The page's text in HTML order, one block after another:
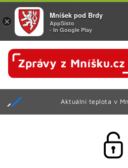
Aktuální teplota v
×
Mníšek pod Brdy
AppSisto
- In Google Play